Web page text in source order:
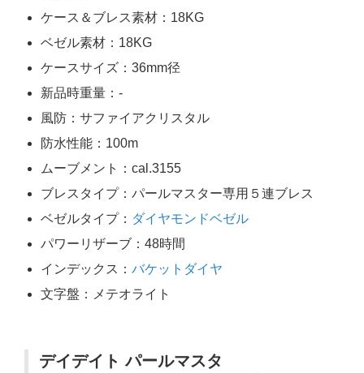
ケース＆ブレス素材：18KG
ベゼル素材：18KG
ケースサイズ：36mm径
新品時重量：-
風防：サファイアクリスタル
防水性能：100m
ムーブメント：cal.3155
ブレスタイプ：パールマスター専用５連ブレス
ベゼルタイプ： ダイヤモンドベゼル
パワーリザーブ：48時間
インデックス： バケットダイヤ
文字盤：メテオライト
デイデイト パールマスタ